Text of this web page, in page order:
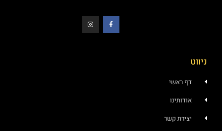
ניווט
דף ראשי
אודותינו
יצירת קשר